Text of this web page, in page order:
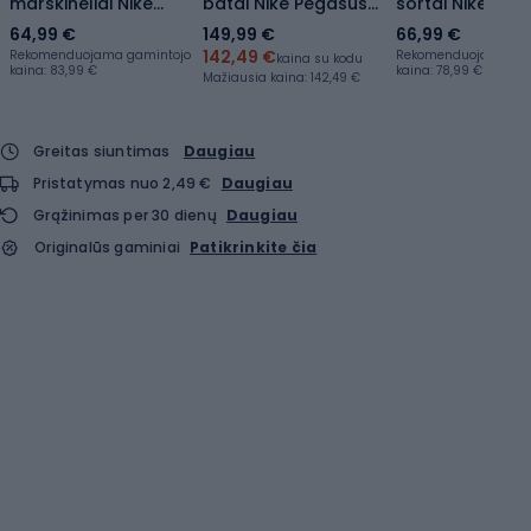
AeroSwift Dri-Fit ADV
Cropped Tank Top
off sapphire/black
64,99 €
Rekomenduojama gamintojo
kaina: 83,99 €
Premium barely
grape/violet
mist/purple dynasty
149,99 €
142,49 €kaina su kodu
Mažiausia kaina:142,49 €
Dri-Fit ADV
3"
sapphire/
66,99 €
Rekomenduojama
kaina: 78,99 €
Greitas siuntimas
Daugiau
Pristatymas nuo 2,49 €
Daugiau
Grąžinimas per 30 dienų Daugiau
Originalūs gaminiai Patikrinkite čia